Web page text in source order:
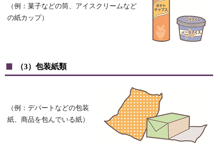
（例：菓子などの筒、アイスクリームなど
の紙カップ）
（3）包装紙類
（例：デパートなどの包装
紙、商品を包んでいる紙）